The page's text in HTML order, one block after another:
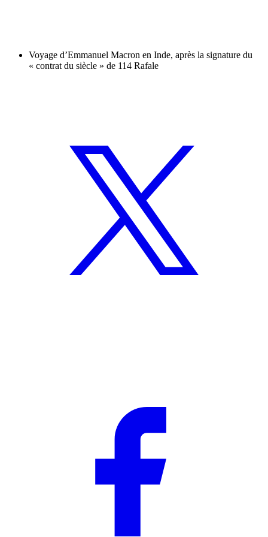
Voyage d’Emmanuel Macron en Inde, après la signature du
« contrat du siècle » de 114 Rafale